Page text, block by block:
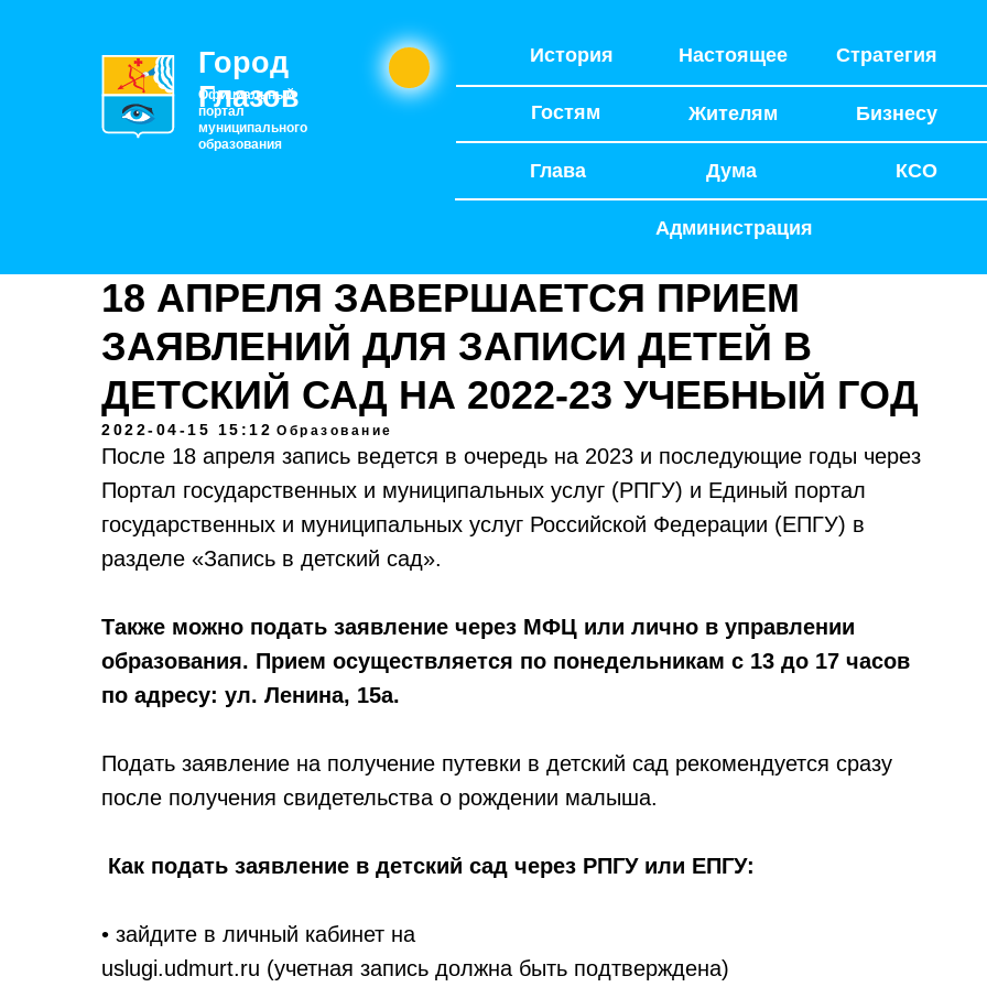
Город
Глазов
Официальный
портал
муниципального
образования
История Настоящее Стратегия
Гостям Жителям Бизнесу
Глава КСО
Дума
Администрация
18 АПРЕЛЯ ЗАВЕРШАЕТСЯ ПРИЕМ
ЗАЯВЛЕНИЙ ДЛЯ ЗАПИСИ ДЕТЕЙ В
ДЕТСКИЙ САД НА 2022-23 УЧЕБНЫЙ ГОД
2022-04-15 15:12 Образование
После 18 апреля запись ведется в очередь на 2023 и последующие годы через
Портал государственных и муниципальных услуг (РПГУ) и Единый портал
государственных и муниципальных услуг Российской Федерации (ЕПГУ) в
разделе «Запись в детский сад».
Также можно подать заявление через МФЦ или лично в управлении
образования. Прием осуществляется по понедельникам с 13 до 17 часов
по адресу: ул. Ленина, 15а.
Подать заявление на получение путевки в детский сад рекомендуется сразу
после получения свидетельства о рождении малыша.
Как подать заявление в детский сад через РПГУ или ЕПГУ:
• зайдите в личный кабинет на
uslugi.udmurt.ru (учетная запись должна быть подтверждена)